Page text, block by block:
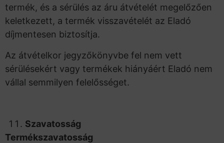
termék, és a sérülés az áru átvételét megelőzően
keletkezett, a termék visszavételét az Eladó
díjmentesen biztosítja.
Az átvételkor jegyzőkönyvbe fel nem vett
sérülésekért vagy termékek hiányáért Eladó nem
vállal semmilyen felelősséget.
Szavatosság
Termékszavatosság